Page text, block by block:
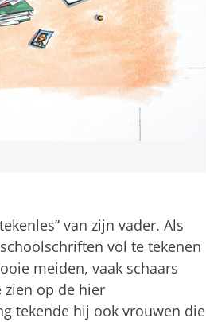
van zijn vader. Als
vol te tekenen
meiden, vaak schaars
zien op de hier
tekende hij ook vrouwen die